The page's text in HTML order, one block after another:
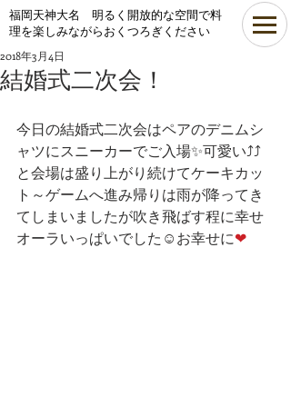
​福岡天神大名 明るく開放的な空間で料
理を楽しみながらおくつろぎください
結婚式二次会！
2018年3月4日
今日の結婚式二次会はペアのデニムシ
ャツにスニーカーでご入場✨可愛い⤴⤴
と会場は盛り上がり続けてケーキカッ
ト～ゲームへ進み帰りは雨が降ってき
てしまいましたが吹き飛ばす程に幸せ
オーラいっぱいでした☺お幸せに❤